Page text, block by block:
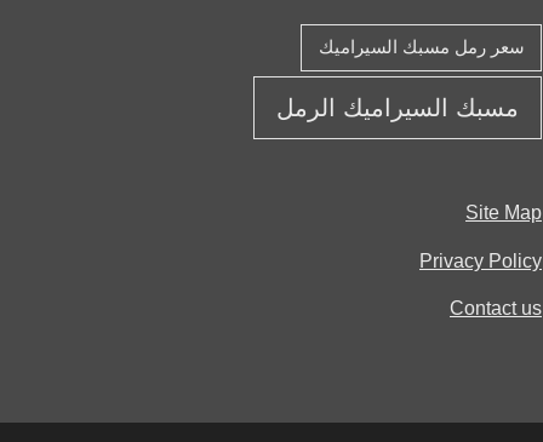
رمل مسبك السيراميك
مسبك السيراميك الرمل
Site
Privacy
Contact